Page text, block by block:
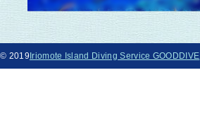
© 2019Iriomote Island Diving Service GOODDIVE